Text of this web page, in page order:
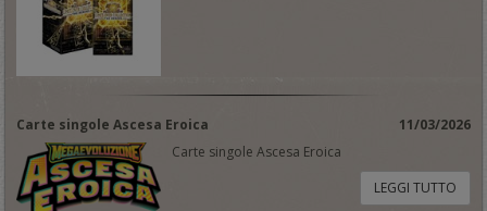
Carte singole Ascesa Eroica
11/03/2026
Carte singole Ascesa Eroica
LEGGI TUTTO